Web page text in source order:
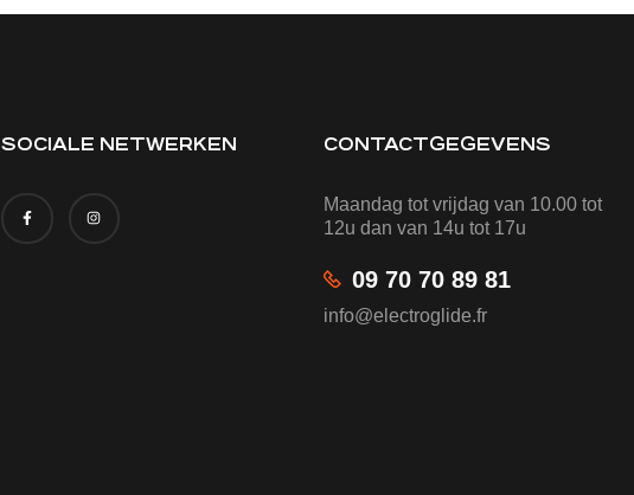
SOCIALE NETWERKEN CONTACTGEGEVENS
Maandag tot vrijdag van 10.00 tot
12u dan van 14u tot 17u
09 70 70 89 81
info@electroglide.fr